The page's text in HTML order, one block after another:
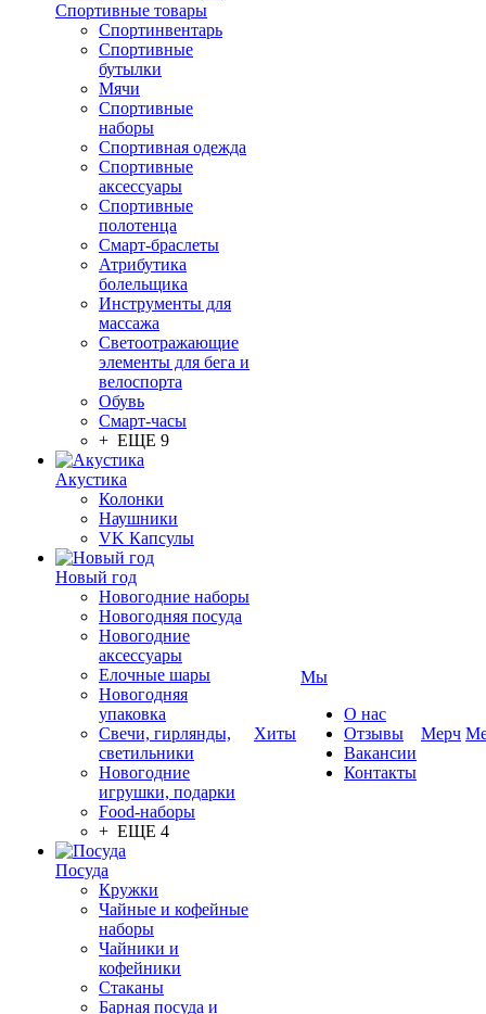
Спортивные товары
Спортинвентарь
Спортивные
бутылки
Мячи
Спортивные
наборы
Спортивная одежда
Спортивные
аксессуары
Спортивные
полотенца
Смарт-браслеты
Атрибутика
болельщика
Инструменты для
массажа
Светоотражающие
элементы для бега и
велоспорта
Обувь
Смарт-часы
+ ЕЩЕ 9
Акустика
Колонки
Наушники
VK Капсулы
Новый год
Новогодние наборы
Новогодняя посуда
Новогодние
аксессуары
Елочные шары
Новогодняя
упаковка
Свечи, гирлянды,
светильники
Новогодние
игрушки, подарки
Food-наборы
+ ЕЩЕ 4
Посуда
Кружки
Чайные и кофейные
наборы
Чайники и
кофейники
Стаканы
Барная посуда и
Хиты
Мы
О нас
Отзывы
Вакансии
Контакты
Мерч